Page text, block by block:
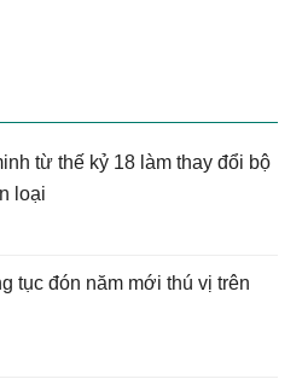
từ thế kỷ 18 làm thay đổi bộ
loại
tục đón năm mới thú vị trên